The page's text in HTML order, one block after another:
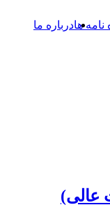
هادرباره ما